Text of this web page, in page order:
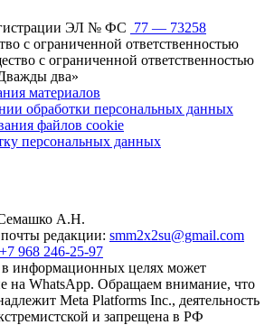
ЭЛ № ФС 77 — 73258
с ограниченной ответственностью
с ограниченной ответственностью
два»
материалов
обработки персональных данных
файлов cookie
персональных данных
А.Н.
редакции: smm2x2su@gmail.com
+7 968 246-25-97
в информационных целях может
на WhatsApp. Обращаем внимание, что
Meta Platforms Inc., деятельность
и запрещена в РФ